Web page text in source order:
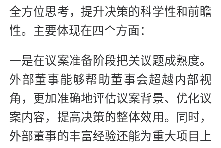
全方位思考，提升决策的科学性和前瞻
性。主要体现在四个方面：
一是在议案准备阶段把关议题成熟度。
外部董事能够帮助董事会超越内部视
角，更加准确地评估议案背景、优化议
案内容，提高决策的整体效用。同时，
外部董事的丰富经验还能为重大项目上